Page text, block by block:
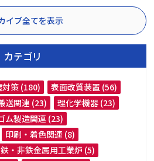
イブ全てを表示
カテゴリ
策 (180)
表面改質装置 (56)
送関連 (23)
理化学機器 (23)
ム製造関連 (23)
印刷・着色関連 (8)
鉄・非鉄金属用工業炉 (5)